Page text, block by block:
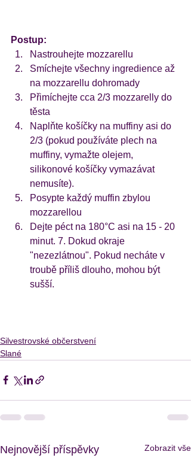
Postup:
Nastrouhejte mozzarellu
Smíchejte všechny ingredience až
na mozzarellu dohromady
Přimíchejte cca 2/3 mozzarelly do
těsta
Naplňte košíčky na muffiny asi do
2/3 (pokud používáte plech na
muffiny, vymažte olejem,
silikonové košíčky vymazávat
nemusíte).
Posypte každý muffin zbylou
mozzarellou
Dejte péct na 180°C asi na 15 - 20
minut. 7. Dokud okraje
"nezezlátnou". Pokud necháte v
troubě příliš dlouho, mohou být
sušší.
Silvestrovské občerstvení
Slané
Nejnovější příspěvky Zobrazit vše